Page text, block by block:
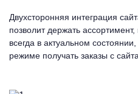
Двухсторонняя интеграция
позволит держать
всегда в актуальном
режиме получать заказы с